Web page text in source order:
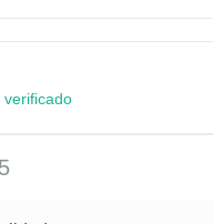
verificado